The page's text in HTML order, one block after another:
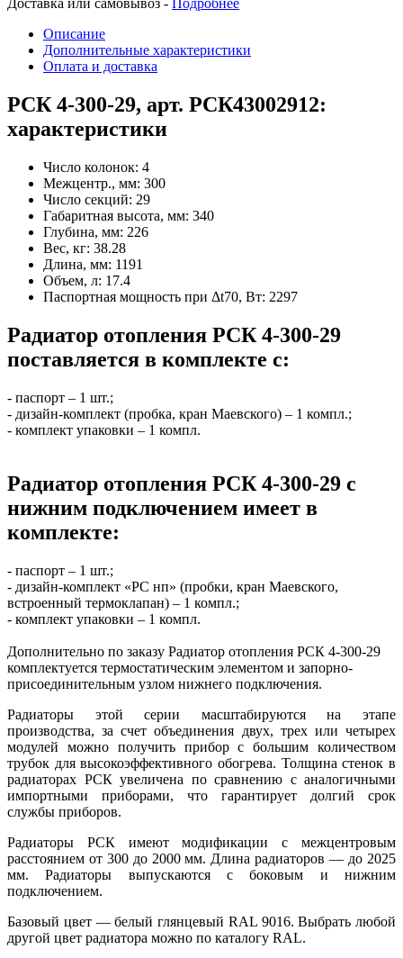
Описание
Дополнительные характеристики
Оплата и доставка
РСК 4-300-29, арт. РСК43002912:
характеристики
Число колонок: 4
Межцентр., мм: 300
Число секций: 29
Габаритная высота, мм: 340
Глубина, мм: 226
Вес, кг: 38.28
Длина, мм: 1191
Объем, л: 17.4
Паспортная мощность при Δt70, Вт: 2297
Радиатор отопления РСК 4-300-29
поставляется в комплекте с:
- паспорт – 1 шт.;
- дизайн-комплект (пробка, кран Маевского) – 1 компл.;
- комплект упаковки – 1 компл.
Радиатор отопления РСК 4-300-29 с
нижним подключением имеет в
комплекте:
- паспорт – 1 шт.;
- дизайн-комплект «РС нп» (пробки, кран Маевского,
встроенный термоклапан) – 1 компл.;
- комплект упаковки – 1 компл.
Дополнительно по заказу Радиатор отопления РСК 4-300-29
комплектуется термостатическим элементом и запорно-
присоединительным узлом нижнего подключения.
Радиаторы этой серии масштабируются на этапе
производства, за счет объединения двух, трех или четырех
модулей можно получить прибор с большим количеством
трубок для высокоэффективного обогрева. Толщина стенок в
радиаторах РСК увеличена по сравнению с аналогичными
импортными приборами, что гарантирует долгий срок
службы приборов.
Радиаторы РСК имеют модификации с межцентровым
расстоянием от 300 до 2000 мм. Длина радиаторов — до 2025
мм. Радиаторы выпускаются с боковым и нижним
подключением.
Базовый цвет — белый глянцевый RAL 9016. Выбрать любой
другой цвет радиатора можно по каталогу RAL.